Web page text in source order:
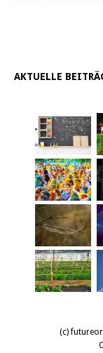
AKTUELLE
(c)